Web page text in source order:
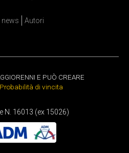
news Autori
E PUÒ CREARE
Probabilità di vincita
N. 16013 (ex 15026)